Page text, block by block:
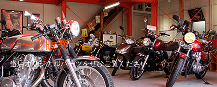
パーツ販売
当店オリジナルパーツをぜひご覧ください。